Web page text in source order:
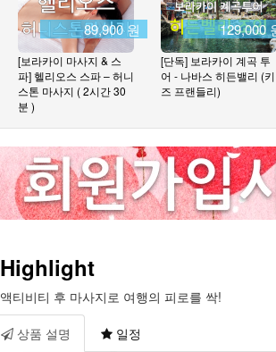
89,900 원
[보라카이 마사지 & 스
파] 헬리오스 스파 – 허니
스톤 마사지 ( 2시간 30
분 )
129,000
[단독] 보라카이 계곡 투
어 - 나바스 히든밸리 (키
즈 프랜들리)
Highlight
액티비티 후 마사지로 여행의 피로를 싹!
상품 설명 일정